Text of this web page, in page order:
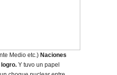
Medio etc.) Naciones
Y tuvo un papel